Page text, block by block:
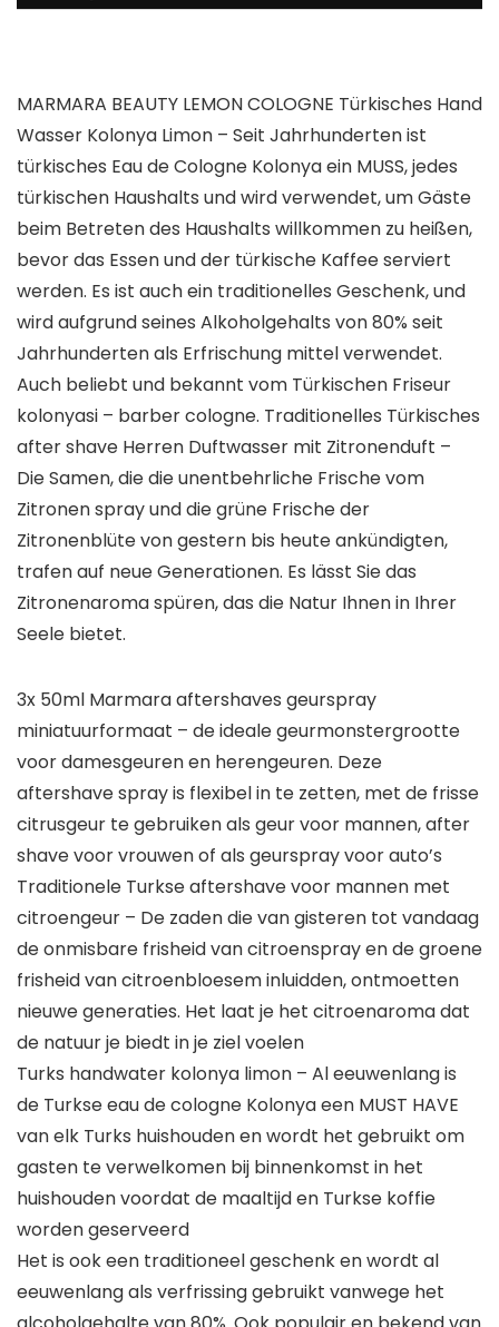
MARMARA BEAUTY LEMON COLOGNE Türkisches Hand
Wasser Kolonya Limon – Seit Jahrhunderten ist
türkisches Eau de Cologne Kolonya ein MUSS, jedes
türkischen Haushalts und wird verwendet, um Gäste
beim Betreten des Haushalts willkommen zu heißen,
bevor das Essen und der türkische Kaffee serviert
werden. Es ist auch ein traditionelles Geschenk, und
wird aufgrund seines Alkoholgehalts von 80% seit
Jahrhunderten als Erfrischung mittel verwendet.
Auch beliebt und bekannt vom Türkischen Friseur
kolonyasi – barber cologne. Traditionelles Türkisches
after shave Herren Duftwasser mit Zitronenduft –
Die Samen, die die unentbehrliche Frische vom
Zitronen spray und die grüne Frische der
Zitronenblüte von gestern bis heute ankündigten,
trafen auf neue Generationen. Es lässt Sie das
Zitronenaroma spüren, das die Natur Ihnen in Ihrer
Seele bietet.
3x 50ml Marmara aftershaves geurspray
miniatuurformaat – de ideale geurmonstergrootte
voor damesgeuren en herengeuren. Deze
aftershave spray is flexibel in te zetten, met de frisse
citrusgeur te gebruiken als geur voor mannen, after
shave voor vrouwen of als geurspray voor auto’s
Traditionele Turkse aftershave voor mannen met
citroengeur – De zaden die van gisteren tot vandaag
de onmisbare frisheid van citroenspray en de groene
frisheid van citroenbloesem inluidden, ontmoetten
nieuwe generaties. Het laat je het citroenaroma dat
de natuur je biedt in je ziel voelen
Turks handwater kolonya limon – Al eeuwenlang is
de Turkse eau de cologne Kolonya een MUST HAVE
van elk Turks huishouden en wordt het gebruikt om
gasten te verwelkomen bij binnenkomst in het
huishouden voordat de maaltijd en Turkse koffie
worden geserveerd
Het is ook een traditioneel geschenk en wordt al
eeuwenlang als verfrissing gebruikt vanwege het